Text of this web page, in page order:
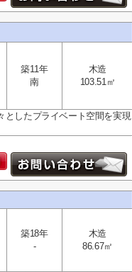
築11年
南
木造
103.51㎡
としたプライベート空間を実現
築18年
-
木造
86.67㎡